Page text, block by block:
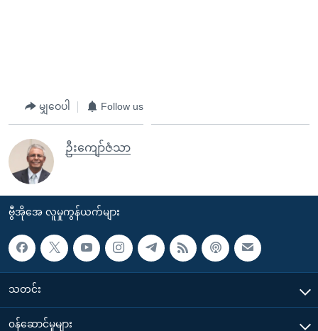
မျှဝေပါ Follow us
ဦးကျော်ဇံသာ
ဗွီအိုအေ လူမှုကွန်ယက်များ
သတင်း
၀န်ဆောင်မှုများ